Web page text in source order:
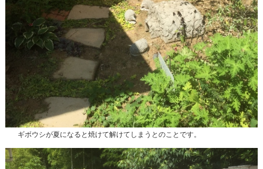
ギボウシが夏になると焼けて解けてしまうとのことです。